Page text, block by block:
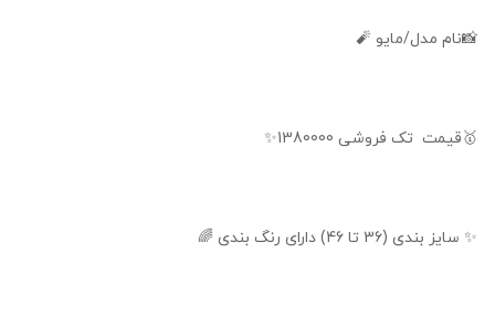
📸نام مدل/مایو 🧨
🥇قیمت تک فروشی 1380000✨
✨ سایز بندی (36 تا 46) دارای رنگ بندی 🌈